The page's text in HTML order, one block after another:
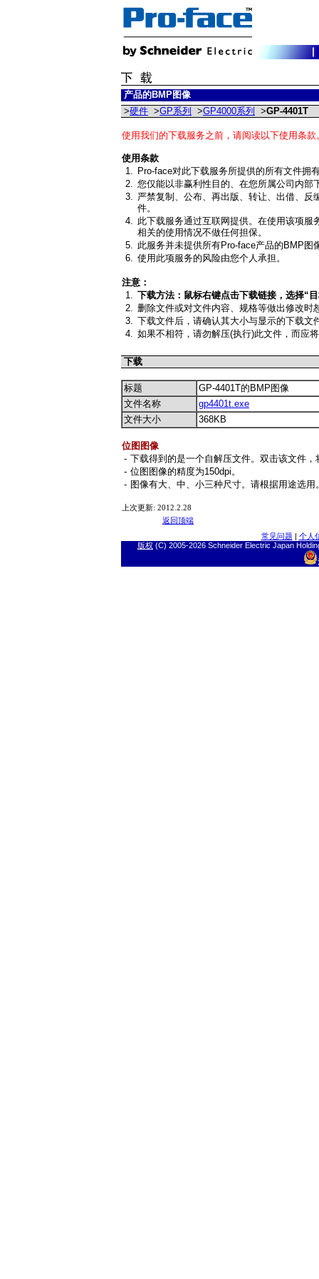
产品的BMP图像
>硬件 >GP系列 >GP4000系列 >GP-4401T
使用我们的下载服务之前，请阅读以下使用条
使用条款
1. Pro-face对此下载服务所提供的所有文件拥
2. 您仅能以非赢利性目的、在您所属公司内部
3. 严禁复制、公布、再出版、转让、出借、
件。
4. 此下载服务通过互联网提供。在使用该项
相关的使用情况不做任何担保。
5. 此服务并未提供所有Pro-face产品的BMP图
6. 使用此项服务的风险由您个人承担。
注意：
1. 下载方法：鼠标右键点击下载链接，选择“
2. 删除文件或对文件内容、规格等做出修改时
3. 下载文件后，请确认其大小与显示的下载文
4. 如果不相符，请勿解压(执行)此文件，而应
下载
标题
GP-4401T的BMP图像
文件名称
gp4401t.exe
文件大小
368KB
位图图像
- 下载得到的是一个自解压文件。双击该文件，
- 位图图像的精度为150dpi。
- 图像有大、中、小三种尺寸。请根据用途选用
上次更新: 2012.2.28
返回顶端
常见问题 | 个人
版权 (C) 2005-2026 Schneider Electric Japan